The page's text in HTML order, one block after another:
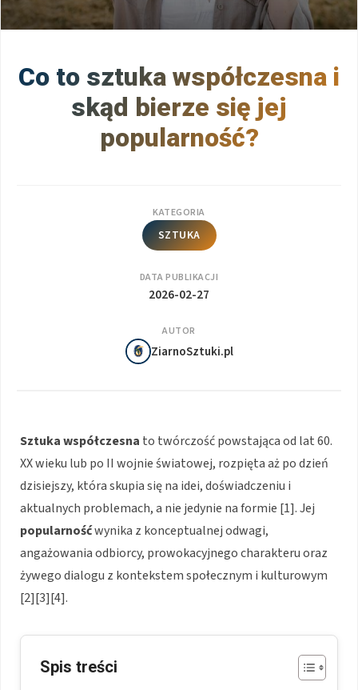
Co to sztuka współczesna i
skąd bierze się jej
popularność?
KATEGORIA
SZTUKA
DATA PUBLIKACJI
2026-02-27
AUTOR
ZiarnoSztuki.pl
Sztuka współczesna to twórczość powstająca od lat 60.
XX wieku lub po II wojnie światowej, rozpięta aż po dzień
dzisiejszy, która skupia się na idei, doświadczeniu i
aktualnych problemach, a nie jedynie na formie [1]. Jej
popularnośćwynika z konceptualnej odwagi,
angażowania odbiorcy, prowokacyjnego charakteru oraz
żywego dialogu z kontekstem społecznym i kulturowym
[2][3][4].
Spis treści